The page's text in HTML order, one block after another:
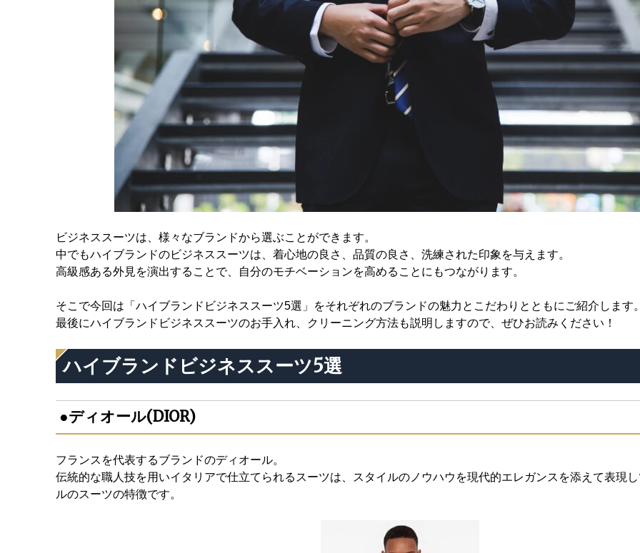
ビジネススーツは、様々なブランドから選ぶことができます。
中でもハイブランドのビジネススーツは、着心地の良さ、品質の良さ、洗練された印象を与えます。
高級感ある外見を演出することで、自分のモチベーションを高めることにもつながります。
そこで今回は「ハイブランドビジネススーツ5選」をそれぞれのブランドの魅力とこだわりとともにご紹介しま
最後にハイブランドビジネススーツのお手入れ、クリーニング方法も説明しますので、ぜひお読みください！
ハイブランドビジネススーツ5選
●ディオール(DIOR)
フランスを代表するブランドのディオール。
伝統的な職人技を用いイタリアで仕立てられるスーツは、スタイルのノウハウを現代的エレガンスを添えて表現
ルのスーツの特徴です。